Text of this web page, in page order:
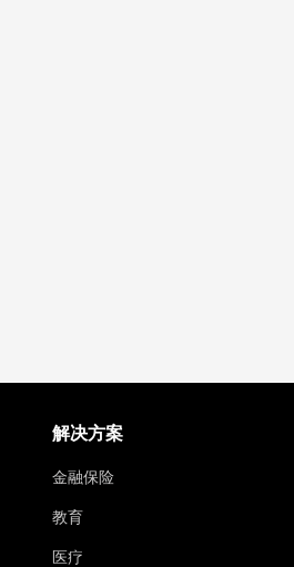
解决方案
金融保险
教育
医疗